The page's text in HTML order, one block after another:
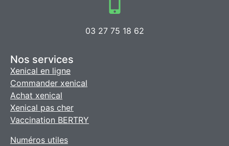
03 27 75 18 62
Nos services
Xenical en ligne
Commander xenical
Achat xenical
Xenical pas cher
Vaccination BERTRY
Numéros utiles